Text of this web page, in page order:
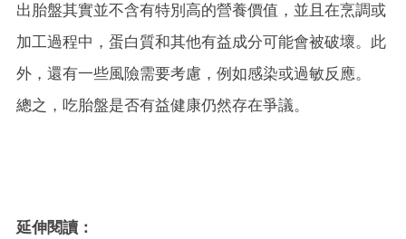
出胎盤其實並不含有特別高的營養價值，並且在烹調或
加工過程中，蛋白質和其他有益成分可能會被破壞。此
外，還有一些風險需要考慮，例如感染或過敏反應。
總之，吃胎盤是否有益健康仍然存在爭議。
延伸閱讀：